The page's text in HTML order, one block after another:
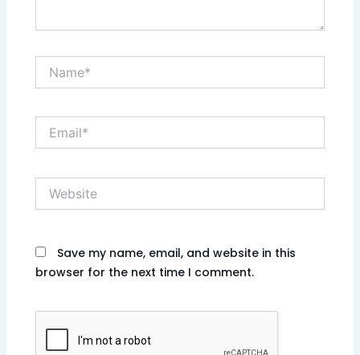
Email*
Save my name, email, and website in this
browser for the next time I comment.